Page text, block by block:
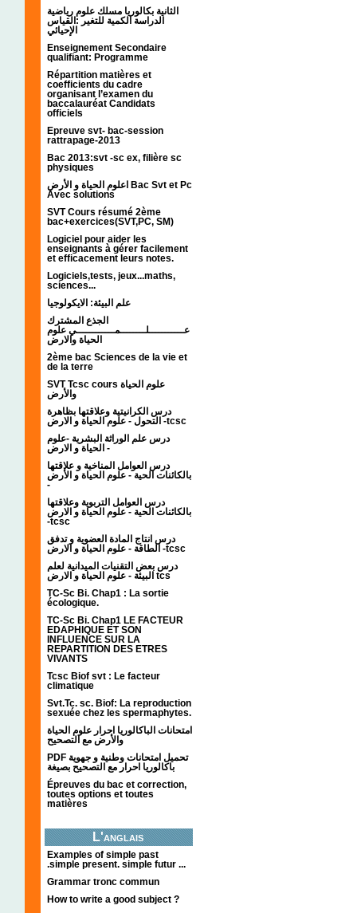
الثانية بكالوريا مسلك علوم رياضية
الدراسة الكمية للتغير :القياس
الإحيائي
Enseignement Secondaire
qualifiant: Programme
Répartition matières et
coefficients du cadre
organisant l’examen du
baccalauréat Candidats
officiels
Epreuve svt- bac-session
rattrapage-2013
Bac 2013:svt -sc ex, filière sc
physiques
اعلوم الحياة و الأرض Bac Svt et Pc
Avec solutions
SVT Cours résumé 2ème
bac+exercices(SVT,PC, SM)
Logiciel pour aider les
enseignants à gérer facilement
et efficacement leurs notes.
Logiciels,tests, jeux...maths,
sciences...
علم البيئة: الايكولوجيا
الجذع المشترك
عـــــــــــلــــــــمــــــــــــي علوم
الحياة والارض
2ème bac Sciences de la vie et
de la terre
SVT Tcsc cours علوم الحياة
والأرض
درس الكرانيتية وعلاقتها بظاهرة
التحول - علوم الحياة و الارض -tcsc
درس علم الوراثة البشرية -علوم
الحياة و الارض -
درس العوامل المناخية و علاقتها
بالكائنات الحية - علوم الحياة و الأرض
-
درس العوامل التربوية وعلاقتها
بالكائنات الحية - علوم الحياة و الارض
-tcsc
درس انتاج المادة العضوية و تدفق
الطاقة - علوم الحياة و الارض -tcsc
درس بعض التقنيات الميدانية لعلم
البيئة - علوم الحياة و الارض tcs
TC-Sc Bi. Chap1 : La sortie
écologique.
TC-Sc Bi. Chap1 LE FACTEUR
EDAPHIQUE ET SON
INFLUENCE SUR LA
REPARTITION DES ETRES
VIVANTS
Tcsc Biof svt : Le facteur
climatique
Svt.Tc. sc. Biof: La reproduction
sexuée chez les spermaphytes.
امتحانات الباكالوريا احرار علوم الحياة
والأرض مع التصحيح
PDF تحميل امتحانات وطنية و جهوية
باكالوريا احرار مع التصحيح بصيغة
Épreuves du bac et correction,
toutes options et toutes
matières
L'anglais
Examples of simple past
.simple present. simple futur ...
Grammar tronc commun
How to write a good subject ?